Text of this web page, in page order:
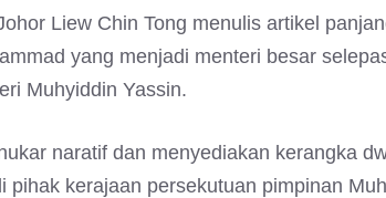
Liew Chin Tong menulis artikel
yang menjadi menteri besar
Muhyiddin Yassin.
naratif dan menyediakan kerangka
pihak kerajaan persekutuan pimpinan